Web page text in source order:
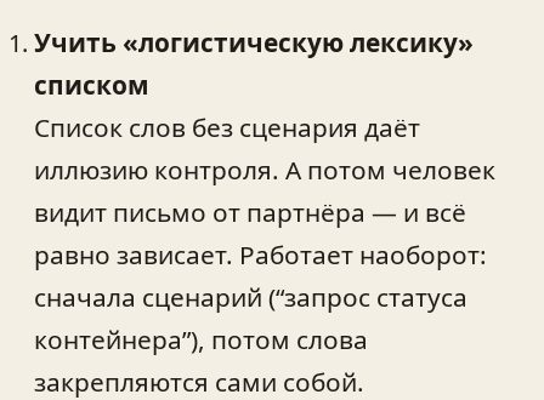
Учить «логистическую лексику»
списком
Список слов без сценария даёт
иллюзию контроля. А потом человек
видит письмо от партнёра — и всё
равно зависает. Работает наоборот:
сначала сценарий (“запрос статуса
контейнера”), потом слова
закрепляются сами собой.